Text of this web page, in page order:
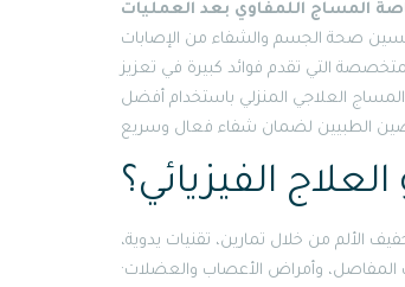
المساج اللمفاوي بعد العمليات
صحة الجسم والشفاء من الإصابات
التي تقدم فوائد كبيرة في تعزيز
المساج العلاجي المنزلي باستخدام أفضل
الفيزيائي؟
الألم من خلال تمارين، تقنيات يدوية،
المفاصل، وأمراض الأعصاب والعضلات·